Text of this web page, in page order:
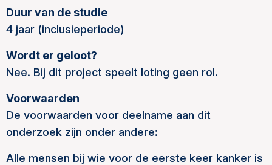
Duur van de studie
4 jaar (inclusieperiode)
Wordt er geloot?
Nee. Bij dit project speelt loting geen rol.
Voorwaarden
De voorwaarden voor deelname aan dit
onderzoek zijn onder andere:
Alle mensen bij wie voor de eerste keer kanker is